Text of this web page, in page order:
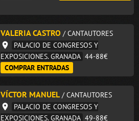
VALERIA CASTRO / CANTAUTORES
PALACIO DE CONGRESOS Y
EXPOSICIONES. GRANADA 44-88€
COMPRAR ENTRADAS
VÍCTOR MANUEL / CANTAUTORES
PALACIO DE CONGRESOS Y
EXPOSICIONES. GRANADA 49-88€